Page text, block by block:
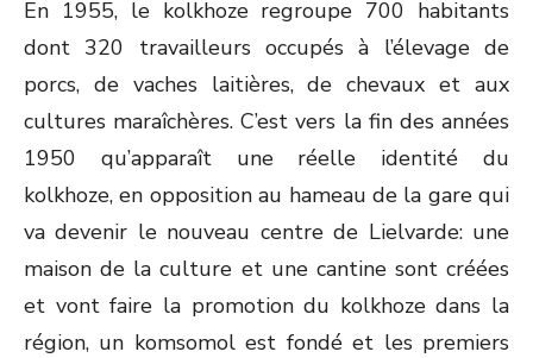
En 1955, le kolkhoze regroupe 700 habitants
dont 320 travailleurs occupés à l’élevage de
porcs, de vaches laitières, de chevaux et aux
cultures maraîchères. C’est vers la fin des années
1950 qu’apparaît une réelle identité du
kolkhoze, en opposition au hameau de la gare qui
va devenir le nouveau centre de Lielvarde: une
maison de la culture et une cantine sont créées
et vont faire la promotion du kolkhoze dans la
région, un komsomol est fondé et les premiers